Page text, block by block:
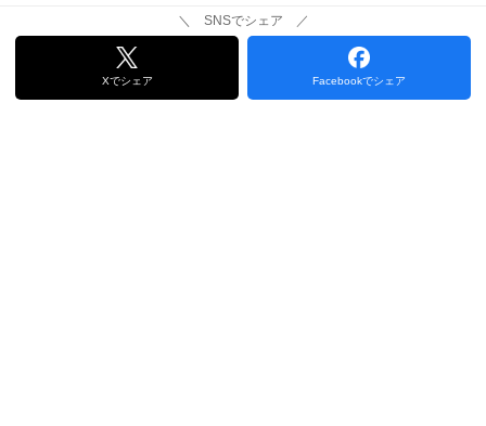
＼ SNSでシェア ／
Xでシェア Facebookでシェア